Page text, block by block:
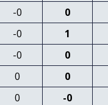
-0
0
-0
1
-0
0
0
0
0
-0